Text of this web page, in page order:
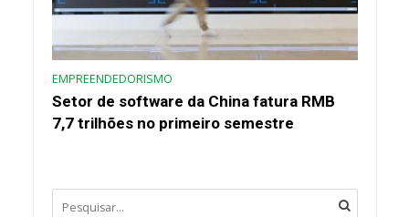
EMPREENDEDORISMO
Setor de software da China fatura RMB
7,7 trilhões no primeiro semestre